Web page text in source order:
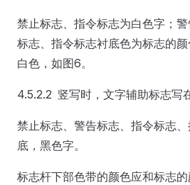
禁止标志、指令标志为白色字；
标志、指令标志衬底色为标志的
白色，如图6。
4.5.2.2 竖写时，文字辅助标志写
禁止标志、警告标志、指令标志
底，黑色字。
标志杆下部色带的颜色应和标志的